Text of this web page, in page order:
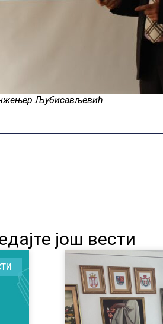
Љубисављевић
још вести